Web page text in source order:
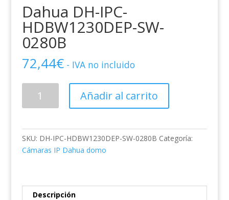
Dahua DH-IPC-
HDBW1230DEP-SW-
0280B
72,44€ - IVA no incluido
SW-
0280B
Añadir al carrito
SKU: DH-IPC-HDBW1230DEP-SW-0280B Categoría:
Cámaras IP Dahua domo
Descripción